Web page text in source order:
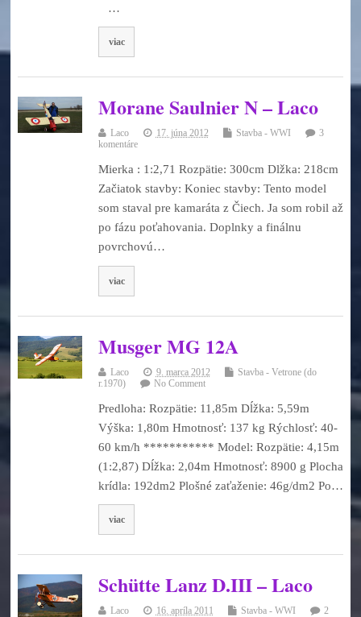
…
viac
Morane Saulnier N – Laco
Laco 17. júna 2012 Stavba - WWI
3
komentáre
Mierka : 1:2,71 Rozpätie: 300cm Dlžka: 218cm
Začiatok stavby: Koniec stavby: Tento model
som staval pre kamaráta z Čiech. Ja som robil až
po fázu poťahovania. Doplnky a finálnu
povrchovú…
viac
Musger MG 12A
Laco 9. marca 2012
Stavba - Vetrone (do
r.1970)
No Comment
Predloha: Rozpätie: 11,85m Dĺžka: 5,59m
Výška: 1,80m Hmotnosť: 137 kg Rýchlosť: 40-
60 km/h *********** Model: Rozpätie: 4,15m
(1:2,87) Dĺžka: 2,04m Hmotnosť: 8900 g Plocha
krídla: 192dm2 Plošné zaťaženie: 46g/dm2 Po…
viac
Schütte Lanz D.III – Laco
Laco 16. apríla 2011 Stavba - WWI
2